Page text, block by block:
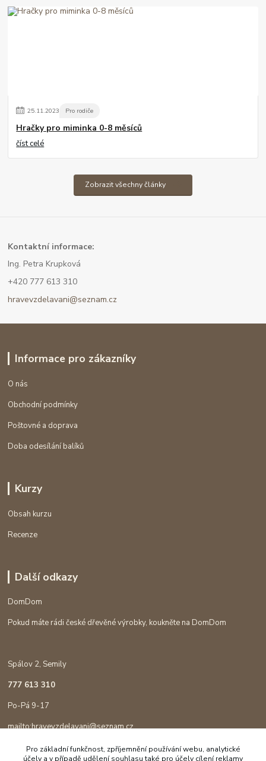
25.11.2023 Pro rodiče
Hračky pro miminka 0-8 měsíců
číst celé
Zobrazit všechny články
Kontaktní informace:
Ing. Petra Krupková
+420 777 613 310
hravevzdelavani@seznam.cz
Informace pro zákazníky
O nás
Obchodní podmínky
Poštovné a doprava
Doba odesílání balíků
Kurzy
Obsah kurzu
Recenze
Další odkazy
DomDom
Pokud máte rádi české dřevěné výrobky, koukněte na DomDom
Spálov 2, Semily
777 613 310
Po-Pá 9-17
mailto:hravevzdelavani@seznam.cz
Pro základní funkčnost, zpříjemnění používání webu, analytické
účely a v případě udělení souhlasu také pro účely cílení reklamy